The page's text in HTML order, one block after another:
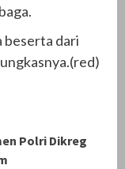
beserta dari
Polri Dikreg